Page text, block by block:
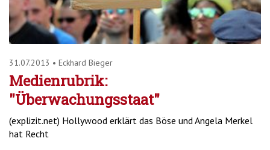
31.07.2013 • Eckhard Bieger
Medienrubrik:
"Überwachungsstaat"
(explizit.net) Hollywood erklärt das Böse und Angela Merkel
hat Recht